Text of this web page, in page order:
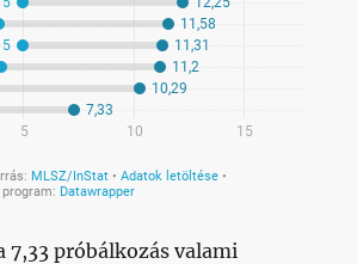
7,33 próbálkozás valami